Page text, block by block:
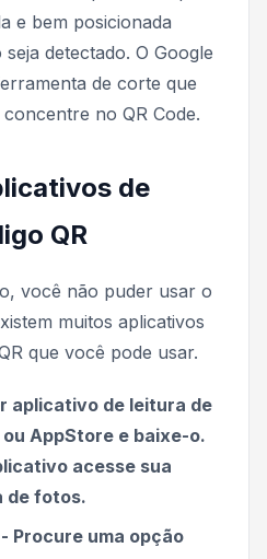
e bem posicionada
detectado. O Google
de corte que
no QR Code.
de
QR
você não puder usar o
muitos aplicativos
que você pode usar.
aplicativo de leitura de
ou AppStore e baixe-o.
acesse sua
de fotos.
Procure uma opção